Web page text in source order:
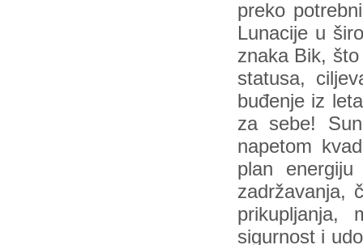
preko
Lunacije u
znaka Bik,
statusa,
buđenje iz
za sebe!
napetom
plan
zadržavanja,
prikupljanja,
sigurnost i